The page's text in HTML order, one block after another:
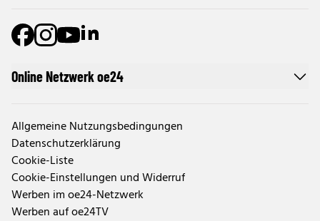
Online Netzwerk oe24
Allgemeine Nutzungsbedingungen
Datenschutzerklärung
Cookie-Liste
Cookie-Einstellungen und Widerruf
Werben im oe24-Netzwerk
Werben auf oe24TV